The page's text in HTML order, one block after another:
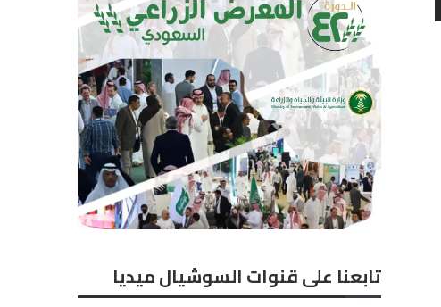
تابعنا على قنوات السوشيال ميديا